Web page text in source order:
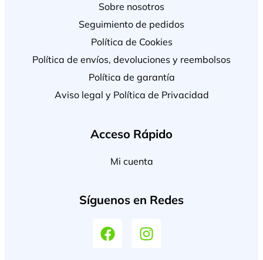
Sobre nosotros
Seguimiento de pedidos
Política de Cookies
Política de envíos, devoluciones y reembolsos
Política de garantía
Aviso legal y Política de Privacidad
Acceso Rápido
Mi cuenta
Síguenos en Redes